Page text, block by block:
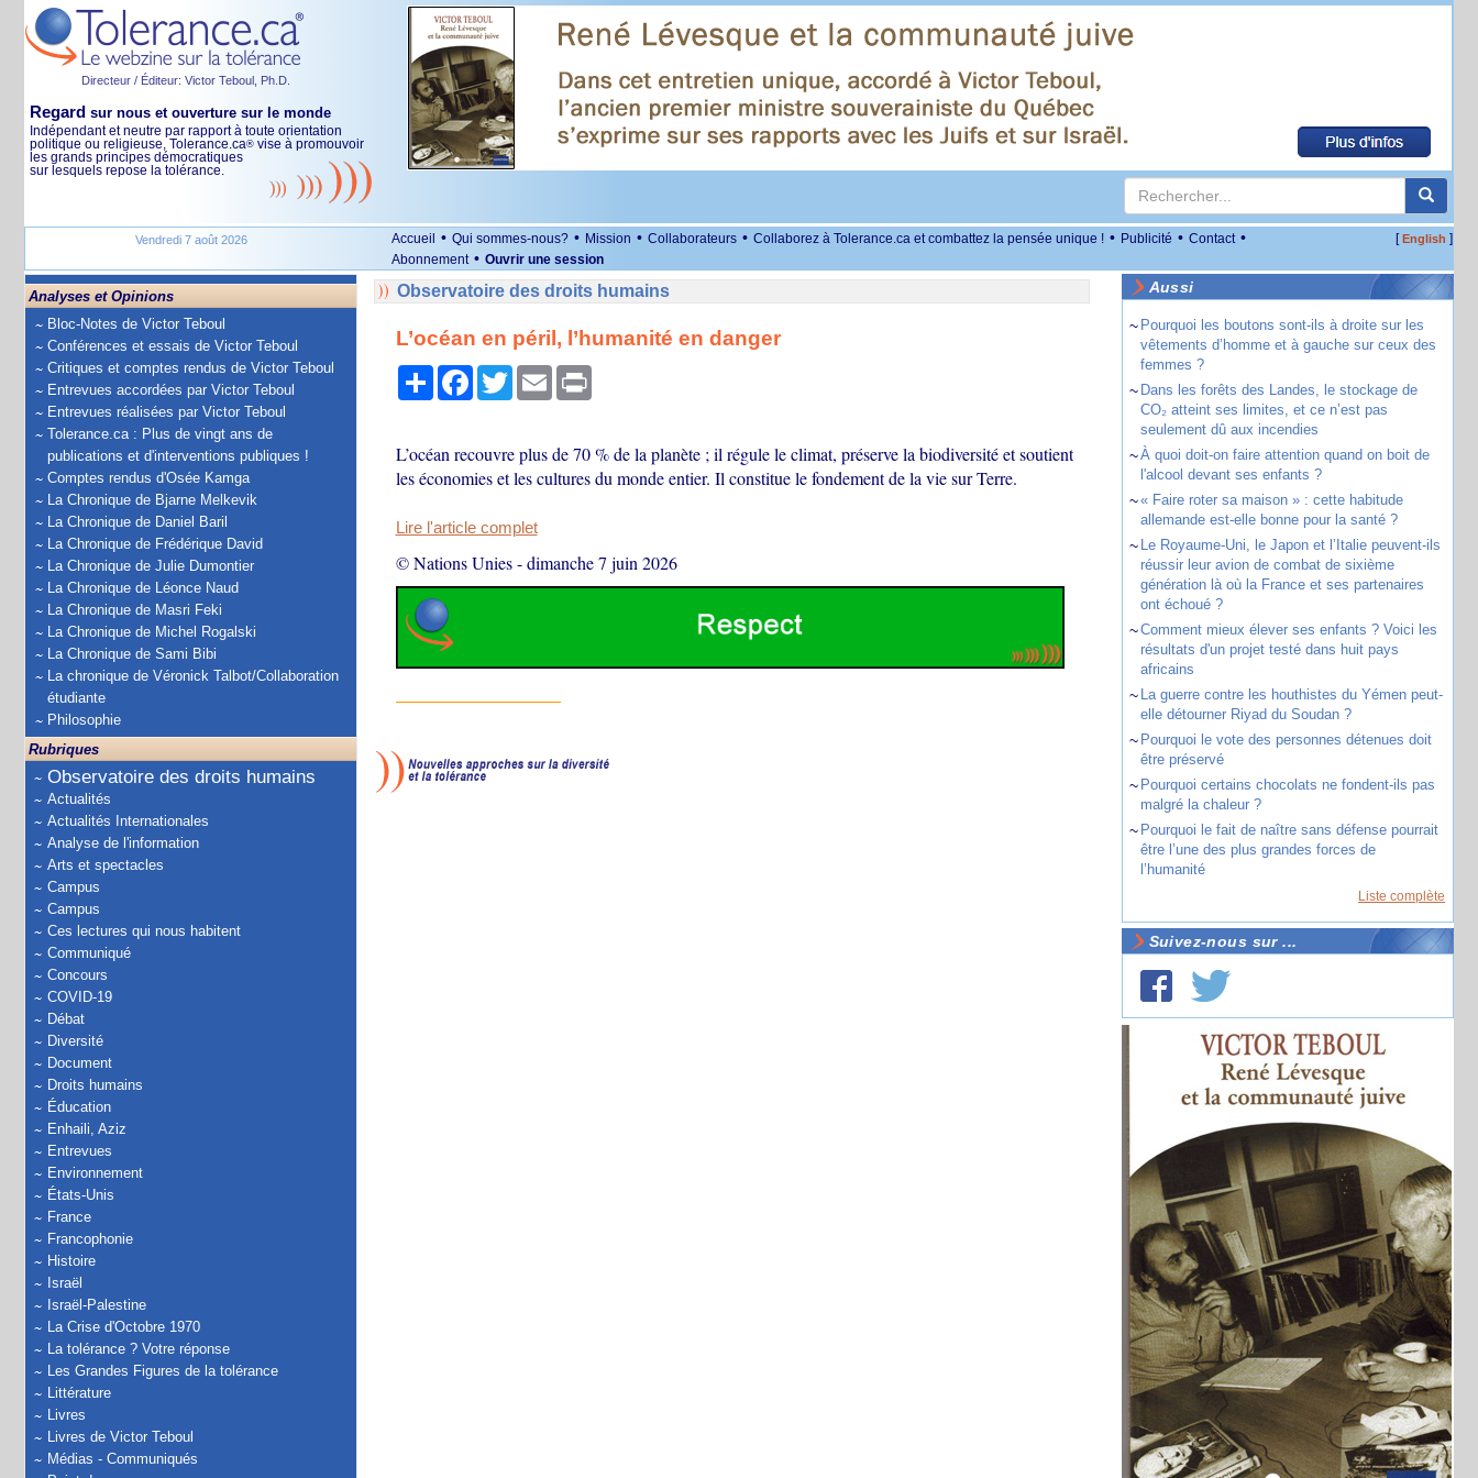
Directeur / Éditeur: Victor Teboul, Ph.D.
Regard sur nous et ouverture sur le monde
Indépendant et neutre par rapport à toute orientation
politique ou religieuse, Tolerance.ca® vise à promouvoir
les grands principes démocratiques
sur lesquels repose la tolérance.
Vendredi 7 août 2026 Accueil • Qui sommes-nous? • Mission • Collaborateurs • Collaborez à Tolerance.ca et combattez la pensée unique ! • Publicité • Contact •
Abonnement • Ouvrir une session
[English ]
Analyses et Opinions
Bloc-Notes de Victor Teboul
Conférences et essais de Victor Teboul
Critiques et comptes rendus de Victor Teboul
Entrevues accordées par Victor Teboul
Entrevues réalisées par Victor Teboul
Tolerance.ca : Plus de vingt ans de
publications et d'interventions publiques !
Comptes rendus d'Osée Kamga
La Chronique de Bjarne Melkevik
La Chronique de Daniel Baril
La Chronique de Frédérique David
La Chronique de Julie Dumontier
La Chronique de Léonce Naud
La Chronique de Masri Feki
La Chronique de Michel Rogalski
La Chronique de Sami Bibi
La chronique de Véronick Talbot/Collaboration
étudiante
Philosophie
Rubriques
Observatoire des droits humains
Actualités
Actualités Internationales
Analyse de l'information
Arts et spectacles
Campus
Campus
Ces lectures qui nous habitent
Communiqué
Concours
COVID-19
Débat
Diversité
Document
Droits humains
Éducation
Enhaili, Aziz
Entrevues
Environnement
États-Unis
France
Francophonie
Histoire
Israël
Israël-Palestine
La Crise d'Octobre 1970
La tolérance ? Votre réponse
Les Grandes Figures de la tolérance
Littérature
Livres
Livres de Victor Teboul
Médias - Communiqués
Observatoire des droits humains
L’océan en péril, l’humanité en danger
PartagerFacebook
TwitterEmail Print
L’océan recouvre plus de 70 % de la planète ; il régule le climat, préserve la biodiversité et soutient
les économies et les cultures du monde entier. Il constitue le fondement de la vie sur Terre.
Lire l'article complet
© Nations Unies-dimanche 7 juin 2026
Aussi
~ Pourquoi les boutons sont-ils à droite sur les
vêtements d’homme et à gauche sur ceux des
femmes ?
~ Dans les forêts des Landes, le stockage de
CO₂ atteint ses limites, et ce n’est pas
seulement dû aux incendies
~À quoi doit-on faire attention quand on boit de
l'alcool devant ses enfants ?
~« Faire roter sa maison » : cette habitude
allemande est-elle bonne pour la santé ?
~ Le Royaume-Uni, le Japon et l’Italie peuvent-ils
réussir leur avion de combat de sixième
génération là où la France et ses partenaires
ont échoué ?
~Comment mieux élever ses enfants ? Voici les
résultats d'un projet testé dans huit pays
africains
~ La guerre contre les houthistes du Yémen peut-
elle détourner Riyad du Soudan ?
~ Pourquoi le vote des personnes détenues doit
être préservé
~ Pourquoi certains chocolats ne fondent-ils pas
malgré la chaleur ?
~ Pourquoi le fait de naître sans défense pourrait
être l’une des plus grandes forces de
l’humanité
Liste complète
Suivez-nous sur ...